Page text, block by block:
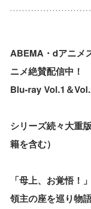
ABEMA・dアニメ
ニメ絶賛配信中！
Blu-ray Vol.1＆
シリーズ続々大重
籍を含む）
「母上、お覚悟！」
領主の座を巡り物